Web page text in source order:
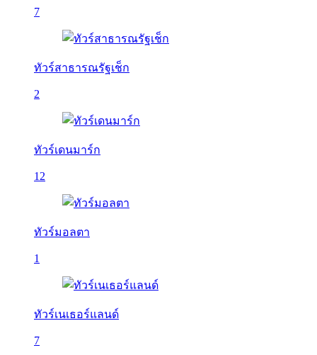
7
ทัวร์สาธารณรัฐเช็ก
2
ทัวร์เดนมาร์ก
12
ทัวร์มอลตา
1
ทัวร์เนเธอร์แลนด์
7